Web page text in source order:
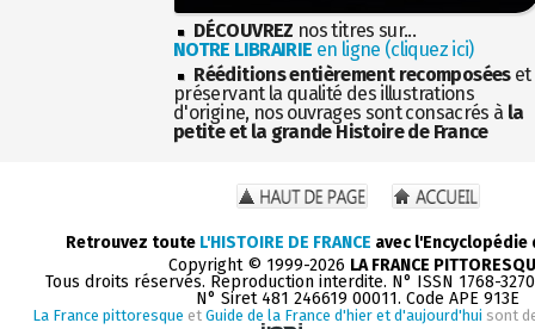
DÉCOUVREZ nos titres sur...
NOTRE LIBRAIRIE en ligne (cliquez ici)
Rééditions entièrement recomposéeset
préservant la qualité des illustrations
d'origine, nos ouvrages sont consacrés à la
petite et la grande Histoire de France
Retrouvez toute L'HISTOIRE DE FRANCE avec
Copyright © 1999-2026 LA FRANCE
Tous droits réservés. Reproduction interdite. N° ISSN 1768-
N° Siret 481 246619 00011. Code APE 913E
La France pittoresque et Guide de la France d'hier et d'aujourd'hui sont